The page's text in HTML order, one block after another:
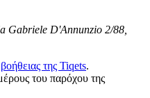
Gabriele D'Annunzio 2/88,
της Tiqets.
του παρόχου της